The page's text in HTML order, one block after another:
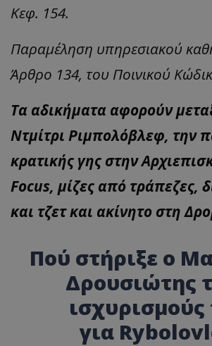
Κεφ. 154.
Παραμέληση υπηρεσιακού
Άρθρο 134, του Ποινικού
Τα αδικήματα αφορούν
Ντμίτρι Ριμπολόβλεφ, την
κρατικής γης στην
Focus, μίζες από τράπεζες,
και τζετ και ακίνητο στη
Πού στήριξε ο
Δρουσιώτης
ισχυρισμούς
για